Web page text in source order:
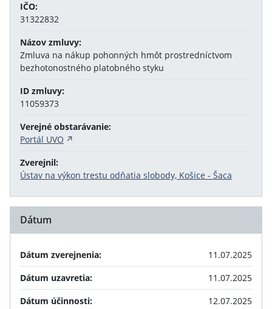
IČO:
31322832
Názov zmluvy:
Zmluva na nákup pohonných hmôt prostredníctvom
bezhotonostného platobného styku
ID zmluvy:
11059373
Verejné obstarávanie:
Portál UVO
Zverejnil:
Ústav na výkon trestu odňatia slobody, Košice - Šaca
Dátum
Dátum zverejnenia:
11.07.2025
Dátum uzavretia:
11.07.2025
Dátum účinnosti:
12.07.2025